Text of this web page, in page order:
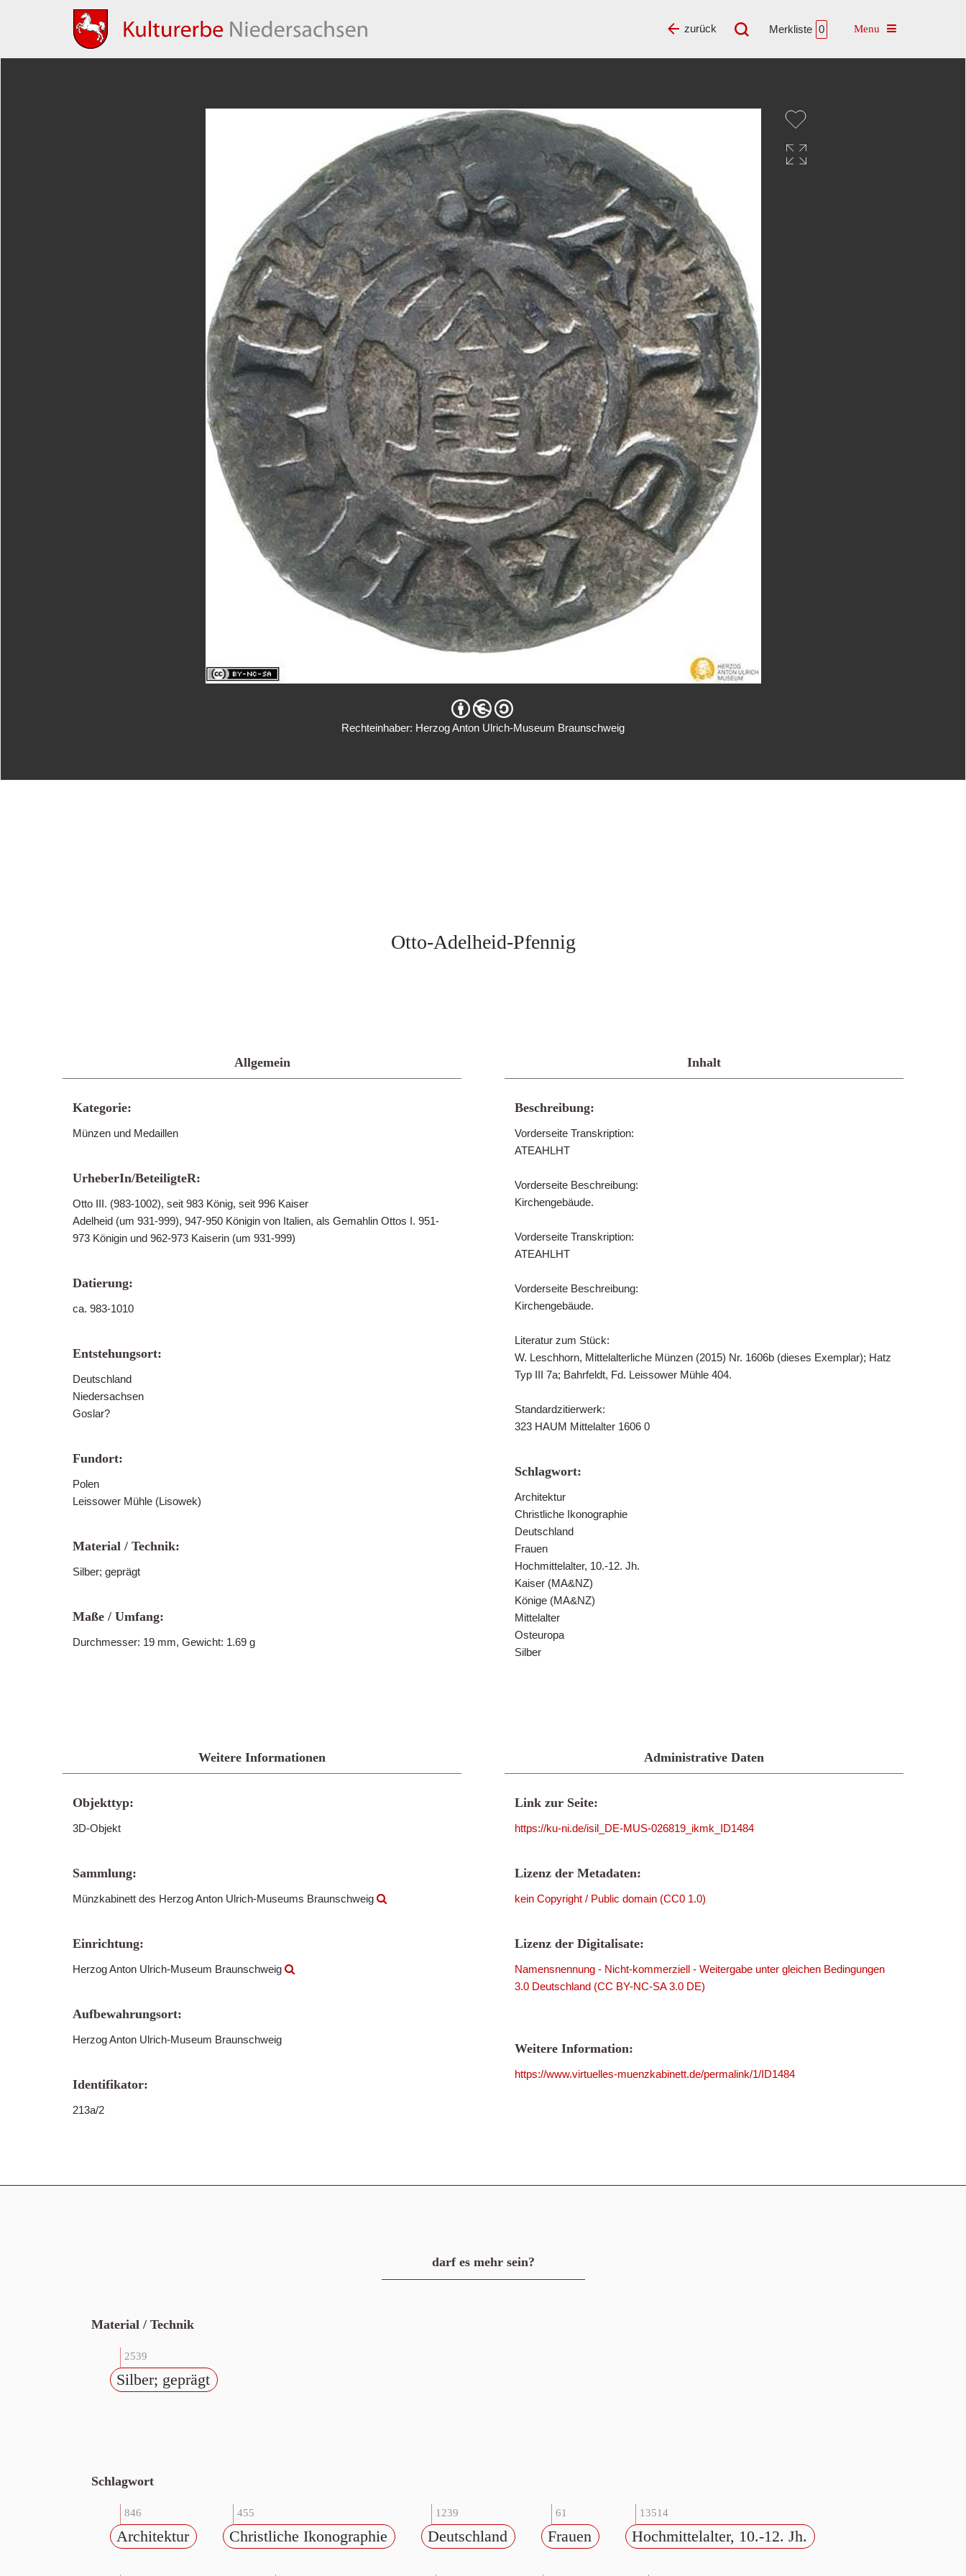
Merkliste 0 Toggle navigation
zurück
Rechteinhaber: Herzog Anton Ulrich-Museum Braunschweig
Otto-Adelheid-Pfennig
Allgemein
Kategorie:
Münzen und Medaillen
UrheberIn/BeteiligteR:
Otto III. (983-1002), seit 983 König, seit 996 Kaiser
Adelheid (um 931-999), 947-950 Königin von Italien, als Gemahlin Ottos I. 951-
973 Königin und 962-973 Kaiserin (um 931-999)
Datierung:
ca. 983-1010
Entstehungsort:
Deutschland
Niedersachsen
Goslar?
Fundort:
Polen
Leissower Mühle (Lisowek)
Material / Technik:
Silber; geprägt
Maße / Umfang:
Durchmesser: 19 mm, Gewicht: 1.69 g
Inhalt
Beschreibung:
Vorderseite Transkription:
ATEAHLHT
Vorderseite Beschreibung:
Kirchengebäude.
Vorderseite Transkription:
ATEAHLHT
Vorderseite Beschreibung:
Kirchengebäude.
Literatur zum Stück:
W. Leschhorn, Mittelalterliche Münzen (2015) Nr. 1606b (dieses Exemplar); Hatz
Typ III 7a; Bahrfeldt, Fd. Leissower Mühle 404.
Standardzitierwerk:
323 HAUM Mittelalter 1606 0
Schlagwort:
Architektur
Christliche Ikonographie
Deutschland
Frauen
Hochmittelalter, 10.-12. Jh.
Kaiser (MA&NZ)
Könige (MA&NZ)
Mittelalter
Osteuropa
Silber
Weitere Informationen
Objekttyp:
3D-Objekt
Sammlung:
Münzkabinett des Herzog Anton Ulrich-Museums Braunschweig
Einrichtung:
Herzog Anton Ulrich-Museum Braunschweig
Aufbewahrungsort:
Herzog Anton Ulrich-Museum Braunschweig
Identifikator:
213a/2
Administrative Daten
Link zur Seite:
https://ku-ni.de/isil_DE-MUS-026819_ikmk_ID1484
Lizenz der Metadaten:
kein Copyright / Public domain (CC0 1.0)
Lizenz der Digitalisate:
Namensnennung - Nicht-kommerziell - Weitergabe unter gleichen Bedingungen
3.0 Deutschland (CC BY-NC-SA 3.0 DE)
Weitere Information:
https://www.virtuelles-muenzkabinett.de/permalink/1/ID1484
darf es mehr sein?
Material / Technik
2539
Silber; geprägt
Schlagwort
846
Architektur
455
Christliche Ikonographie
1239
Deutschland
61
Frauen
13514
Hochmittelalter, 10.-12. Jh.